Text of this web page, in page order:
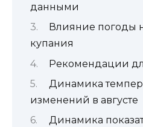
данными
Влияние погоды
купания
Рекомендации
Динамика
изменений в августе
Динамика